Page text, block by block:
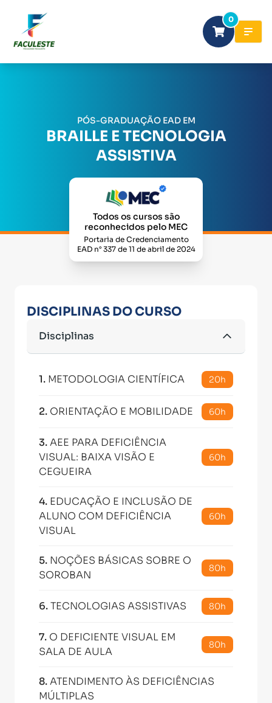
0
PÓS-GRADUAÇÃO EAD EM
BRAILLE E TECNOLOGIA
ASSISTIVA
Todos os cursos são
reconhecidos pelo MEC
Portaria de Credenciamento
EAD n° 337 de 11 de abril de 2024
DISCIPLINAS DO CURSO
Disciplinas
1. METODOLOGIA CIENTÍFICA 20h
2. ORIENTAÇÃO E MOBILIDADE 60h
3.AEE PARA DEFICIÊNCIA
VISUAL: BAIXA VISÃO E
CEGUEIRA
60h
4. EDUCAÇÃO E INCLUSÃO DE
ALUNO COM DEFICIÊNCIA
VISUAL
60h
5. NOÇÕES BÁSICAS SOBRE O
SOROBAN
80h
6.TECNOLOGIAS ASSISTIVAS 80h
7. O DEFICIENTE VISUAL EM
SALA DE AULA
80h
8.ATENDIMENTO ÀS DEFICIÊNCIAS
MÚLTIPLAS